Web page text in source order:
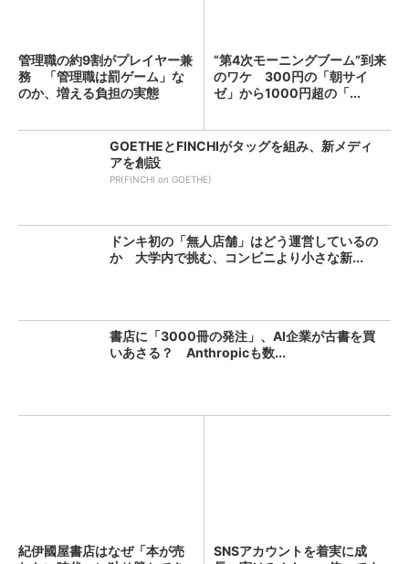
管理職の約9割がプレイヤー兼
務 「管理職は罰ゲーム」な
のか、増える負担の実態
“第4次モーニングブーム”到来
のワケ 300円の「朝サイ
ゼ」から1000円超の「...
GOETHEとFINCHIがタッグを組み、新メディ
アを創設
PR(FINCHI on GOETHE)
ドンキ初の「無人店舗」はどう運営しているの
か 大学内で挑む、コンビニより小さな新...
書店に「3000冊の発注」、AI企業が古書を買
いあさる？ Anthropicも数...
紀伊國屋書店はなぜ「本が売
SNSアカウントを着実に成